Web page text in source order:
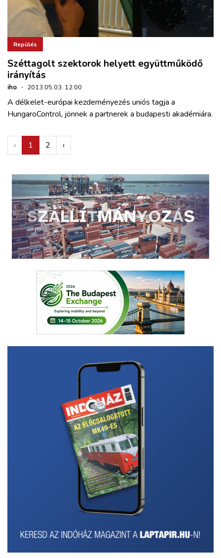
Repülés
Széttagolt szektorok helyett együttműködő
irányítás
iho · 2013.05.03. 12:00
A délkelet-európai kezdeményezés uniós tagja a
HungaroControl, jönnek a partnerek a budapesti akadémiára.
‹ 1 2 ›